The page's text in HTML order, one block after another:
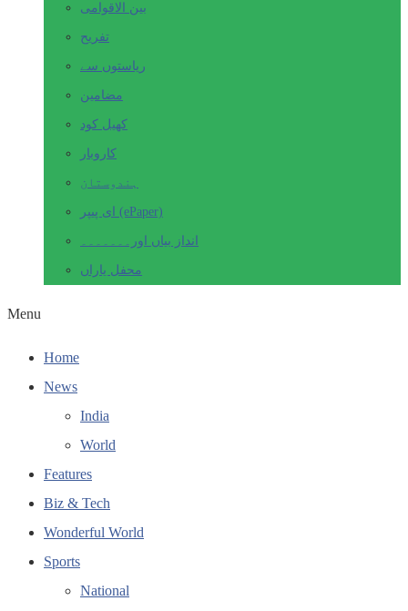
بین الاقوامی
تفریح
ریاستوں سے
مضامین
کھیل کود
کاروبار
ہندوستان
ای پیپر (ePaper)
انداز بیاں اور۔۔۔۔۔۔۔
محفل یاراں
Menu
Home
News
India
World
Features
Biz & Tech
Wonderful World
Sports
National